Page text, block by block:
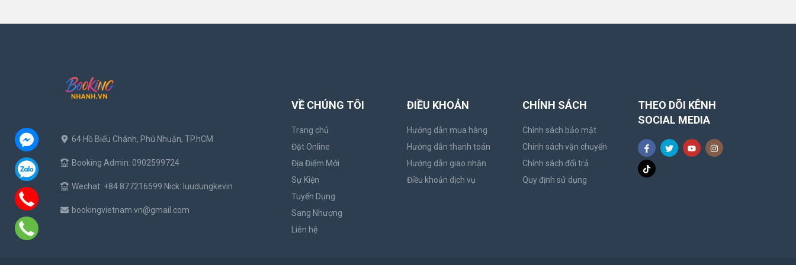
64 Hồ Biểu Chánh, Phú Nhuận, TP.hCM
Booking Admin: 0902599724
Wechat: +84 877216599 Nick: luudungkevin
bookingvietnam.vn@gmail.com
VỀ CHÚNG TÔI
Trang chủ
Đặt Online
Địa Điểm Mới
Sự Kiện
Tuyển Dụng
Sang Nhượng
Liên hệ
ĐIỀU KHOẢN
Hướng dẫn mua hàng
Hướng dẫn thanh toán
Hướng dẫn giao nhận
Điều khoản dịch vụ
CHÍNH SÁCH
Chính sách bảo mật
Chính sách vận chuyển
Chính sách đổi trả
Quy định sử dụng
THEO DÕI KÊNH
SOCIAL MEDIA